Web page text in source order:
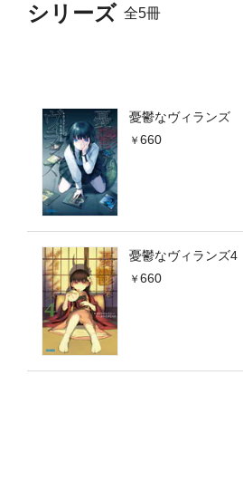
シリーズ 全5冊
憂鬱なヴィランズ
660
憂鬱なヴィランズ4
660